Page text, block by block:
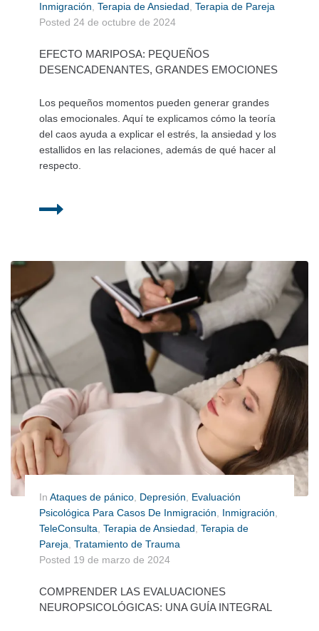
Inmigración Terapia de Ansiedad Terapia de Pareja
Posted 24 de octubre de 2024
EFECTO MARIPOSA: PEQUEÑOS
DESENCADENANTES, GRANDES EMOCIONES
Los pequeños momentos pueden generar grandes
olas emocionales. Aquí te explicamos cómo la teoría
del caos ayuda a explicar el estrés, la ansiedad y los
estallidos en las relaciones, además de qué hacer al
respecto.
In Ataques de pánico Depresión
Evaluación
Psicológica Para Casos De Inmigración
Inmigración
TeleConsulta Terapia de Ansiedad Terapia de
Pareja Tratamiento de Trauma
Posted 19 de marzo de 2024
COMPRENDER LAS EVALUACIONES
NEUROPSICOLÓGICAS: UNA GUÍA INTEGRAL